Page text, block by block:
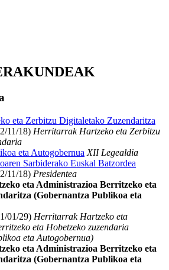
eta Zerbitzu Digitaletako Zuzendaritza
11/18) Herritarrak Hartzeko eta Zerbitzu
eta Autogobernua XII Legealdia
Sarbiderako Euskal Batzordea
11/18) Presidentea
eta Administrazioa Berritzeko eta
(Gobernantza Publikoa eta
01/29) Herritarrak Hartzeko eta
eta Hobetzeko zuzendaria
eta Autogobernua)
eta Administrazioa Berritzeko eta
(Gobernantza Publikoa eta